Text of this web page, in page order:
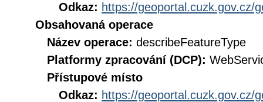
Odkaz: https://geoportal.cuzk.gov.cz/
Obsahovaná operace
Název operace: describeFeatureType
Platformy zpracování (DCP):
Přístupové místo
Odkaz: https://geoportal.cuzk.gov.cz/